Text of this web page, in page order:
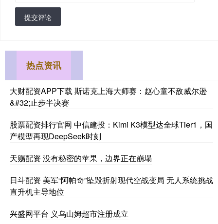
提交评论
热点资讯
大财配资APP下载 斯诺克上海大师赛：赵心童不敌威尔逊
&#32;止步半决赛
股票配资排行官网 中信建投：Kimi K3模型达全球Tier1，国
产模型再现DeepSeek时刻
天赐配资 没有秘密的苹果，边界正在崩塌
日斗配资 美军“阿帕奇”坠毁折射现代空战变局 无人系统挑战
直升机主导地位
兴盛网平台 义乌山姆超市注册成立